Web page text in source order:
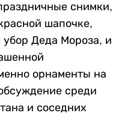
снимки,
шапочке,
Деда Мороза, и
орнаменты на
среди
и соседних